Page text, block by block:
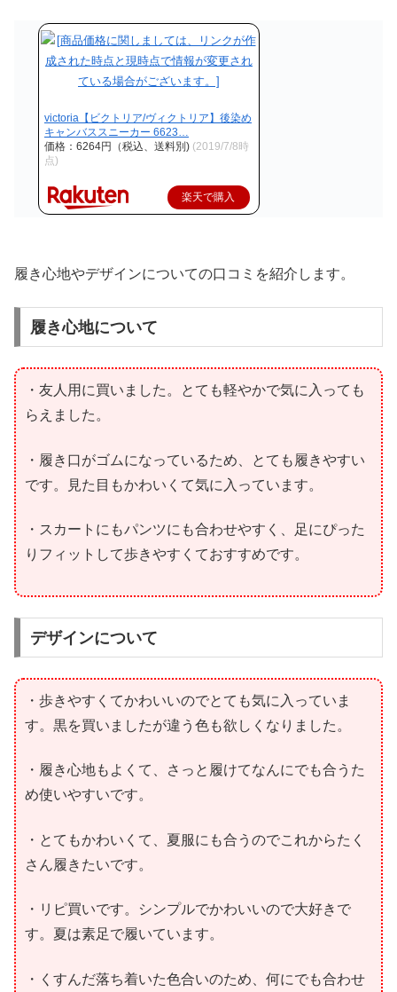
victoria【ビクトリア/ヴィクトリア】後染め
キャンバススニーカー 6623…
価格：6264円（税込、送料別) (2019/7/8時
点)
楽天で購入
履き心地やデザインについての口コミを紹介します。
履き心地について
・友人用に買いました。とても軽やかで気に入っても
らえました。
・履き口がゴムになっているため、とても履きやすい
です。見た目もかわいくて気に入っています。
・スカートにもパンツにも合わせやすく、足にぴった
りフィットして歩きやすくておすすめです。
デザインについて
・歩きやすくてかわいいのでとても気に入っていま
す。黒を買いましたが違う色も欲しくなりました。
・履き心地もよくて、さっと履けてなんにでも合うた
め使いやすいです。
・とてもかわいくて、夏服にも合うのでこれからたく
さん履きたいです。
・リピ買いです。シンプルでかわいいので大好きで
す。夏は素足で履いています。
・くすんだ落ち着いた色合いのため、何にでも合わせ